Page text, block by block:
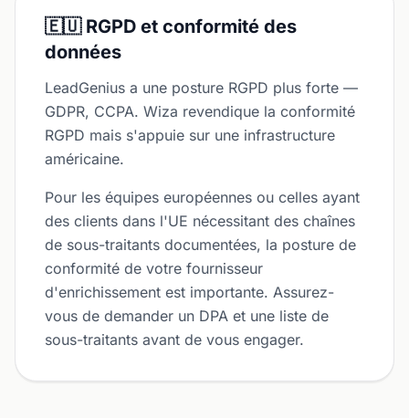
🇪🇺 RGPD et conformité des
données
LeadGenius a une posture RGPD plus forte —
GDPR, CCPA. Wiza revendique la conformité
RGPD mais s'appuie sur une infrastructure
américaine.
Pour les équipes européennes ou celles ayant
des clients dans l'UE nécessitant des chaînes
de sous-traitants documentées, la posture de
conformité de votre fournisseur
d'enrichissement est importante. Assurez-
vous de demander un DPA et une liste de
sous-traitants avant de vous engager.